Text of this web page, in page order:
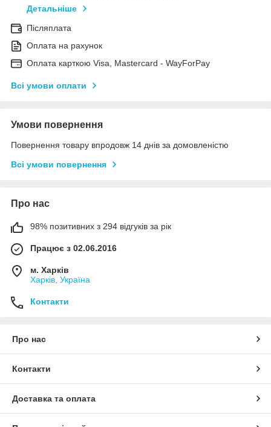
Детальніше
Післяплата
Оплата на рахунок
Оплата карткою Visa, Mastercard - WayForPay
Всі умови оплати
Умови повернення
Повернення товару впродовж 14 днів за домовленістю
Всі умови повернення
Про нас
98% позитивних з 294 відгуків за рік
Працює з 02.06.2016
м. Харків
Харків, Україна
Контакти
Про нас
Контакти
Доставка та оплата